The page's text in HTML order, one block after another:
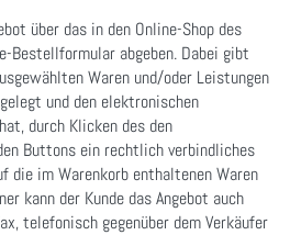
über das in den Online-Shop des
Bestellformular abgeben. Dabei gibt
Waren und/oder Leistungen
und den elektronischen
durch Klicken des den
Buttons ein rechtlich verbindliches
die im Warenkorb enthaltenen Waren
kann der Kunde das Angebot auch
telefonisch gegenüber dem Verkäufer